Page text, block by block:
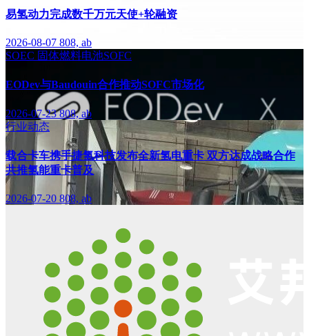
易氢动力完成数千万元天使+轮融资
2026-08-07 808, ab
SOEC 固体燃料电池SOFC
EODev与Baudouin合作推动SOFC市场化
2026-07-23808, ab
行业动态
载合卡车携手捷氢科技发布全新氢电重卡 双方达成战略合作
共推氢能重卡普及
2026-07-20 808, ab